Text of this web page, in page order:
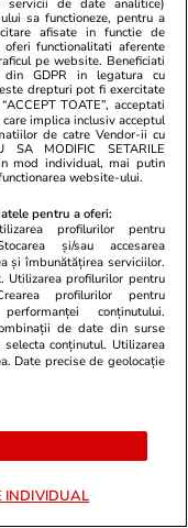
07:58
în aer
4 barje de
pentru a devia
18:33
Numerele
servicii de date analitice)
sa functioneze, pentru a
afisate in functie de
functionalitati aferente
pe website. Beneficiati
GDPR in legatura cu
drepturi pot fi exercitate
TOATE”, acceptati
implica inclusiv acceptul
de catre Vendor-ii cu
MODIFIC SETARILE
mod individual, mai putin
website-ului.
pentru a oferi:
profilurilor pentru
și/sau accesarea
și îmbunătățirea serviciilor.
Utilizarea profilurilor pentru
profilurilor pentru
conținutului.
de date din surse
conținutul. Utilizarea
Date precise de geolocație
INDIVIDUAL